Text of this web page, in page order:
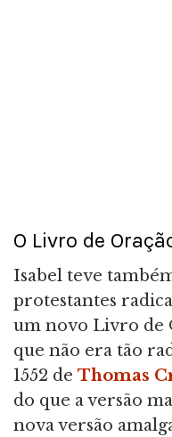
O Livro de
Isabel teve
protestantes
um novo Livro de
que não era tão
1552 de Thomas
do que a versão
nova versão